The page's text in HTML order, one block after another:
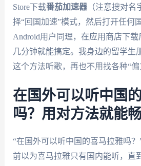
Store下载番茄加速器（注意搜对名
择“回国加速”模式，然后打开任何
Android用户同理，在应用商店下载
几分钟就能搞定。我身边的留学生
这个方法听歌，再也不用找各种“偏
在国外可以听中国
吗？用对方法就能
“在国外可以听中国的喜马拉雅吗
前以为喜马拉雅只有国内能听，直